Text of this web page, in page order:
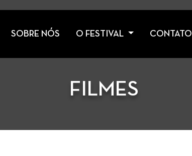
SOBRE NÓS O FESTIVAL CONTATO
FILMES